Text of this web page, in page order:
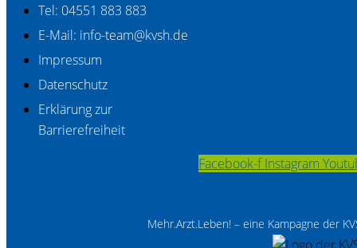
Tel: 04551 883 883
E-Mail: info-team@kvsh.de
Impressum
Datenschutz
Erklärung zur
Barrierefreiheit
Facebook-f Instagram
Mehr.Arzt.Leben! – eine Kampagne der